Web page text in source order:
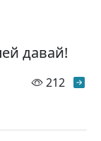
давай!
212